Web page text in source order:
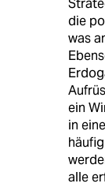
die
was
ein
in
alle